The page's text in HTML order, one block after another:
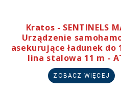
Kratos - SENTINELS
Urządzenie
asekurujące ładunek do
lina stalowa 11 m -
ZOBACZ WIĘCEJ